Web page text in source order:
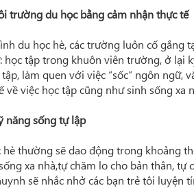
du học bằng cảm nhận thực tế
du học hè, các trường luôn cố gắng
học tập trong khuôn viên trường, ở lại
làm quen với việc “sốc” ngôn ngữ,
về việc học tập cũng như sinh sống xa
sống tự lập
hè thường sẽ dao động trong khoảng
xa nhà,tự chăm lo cho bản thân,
sẽ nhắc nhở các bạn trẻ tôi luyện